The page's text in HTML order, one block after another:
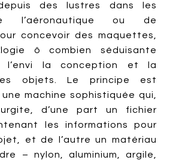
des lustres dans les
l’aéronautique ou de
concevoir des maquettes,
ô combien séduisante
l’envi la conception et la
objets. Le principe est
machine sophistiquée qui,
d’une part un fichier
les informations pour
et de l’autre un matériau
– nylon, aluminium, argile,